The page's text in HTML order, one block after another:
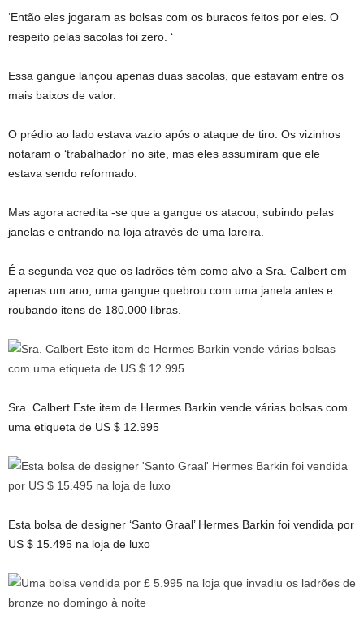
‘Então eles jogaram as bolsas com os buracos feitos por eles. O
respeito pelas sacolas foi zero. ‘
Essa gangue lançou apenas duas sacolas, que estavam entre os
mais baixos de valor.
O prédio ao lado estava vazio após o ataque de tiro. Os vizinhos
notaram o ‘trabalhador’ no site, mas eles assumiram que ele
estava sendo reformado.
Mas agora acredita -se que a gangue os atacou, subindo pelas
janelas e entrando na loja através de uma lareira.
É a segunda vez que os ladrões têm como alvo a Sra. Calbert em
apenas um ano, uma gangue quebrou com uma janela antes e
roubando itens de 180.000 libras.
Sra. Calbert Este item de Hermes Barkin vende várias bolsas com
uma etiqueta de US $ 12.995
Esta bolsa de designer ‘Santo Graal’ Hermes Barkin foi vendida por
US $ 15.495 na loja de luxo